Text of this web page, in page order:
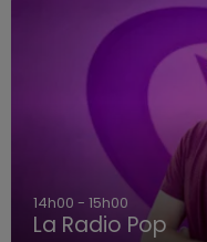
14h00 - 15h00
La Radio Pop